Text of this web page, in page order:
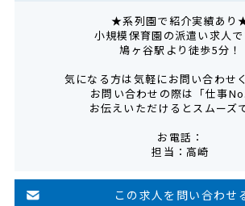
★系列園で紹介実績あり
小規模保育園の派遣い求人で
鳩ヶ谷駅より徒歩5分！
気になる方は気軽にお問い合わせ
お問い合わせの際は「仕事
お伝えいただけるとスムーズ
お電話：
担当：高崎
この求人を問い合わせ